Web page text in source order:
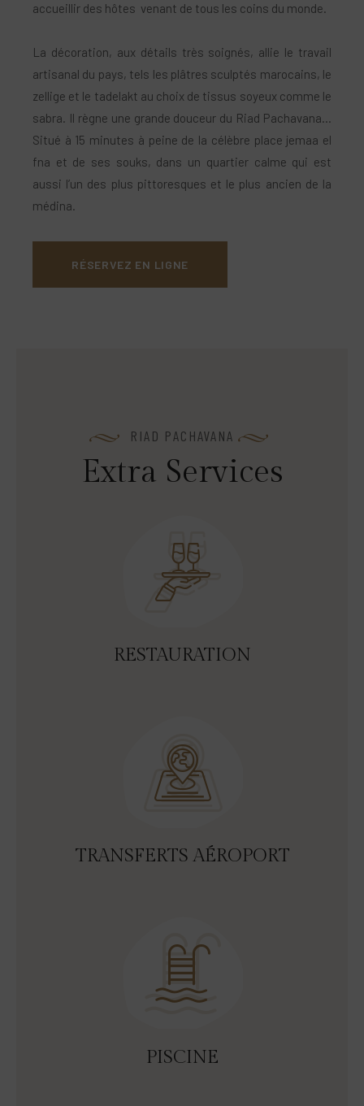
accueillir des hôtes venant de tous les coins du monde.
La décoration, aux détails très soignés, allie le travail
artisanal du pays, tels les plâtres sculptés marocains, le
zellige et le tadelakt au choix de tissus soyeux comme le
sabra. Il règne une grande douceur du Riad Pachavana…
Situé à 15 minutes à peine de la célèbre place jemaa el
fna et de ses souks, dans un quartier calme qui est
aussi l’un des plus pittoresques et le plus ancien de la
médina.
RÉSERVEZ EN LIGNE
RIAD PACHAVANA
Extra Services
RESTAURATION
TRANSFERTS AÉROPORT
PISCINE